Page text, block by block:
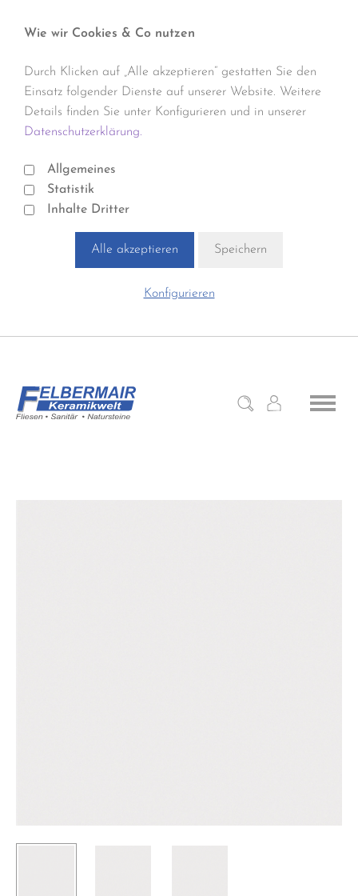
Wie wir Cookies & Co nutzen
Durch Klicken auf „Alle akzeptieren“ gestatten Sie den
Einsatz folgender Dienste auf unserer Website. Weitere
Details finden Sie unter Konfigurieren und in unserer
Datenschutzerklärung.
Allgemeines
Statistik
Inhalte Dritter
Alle akzeptieren Speichern
Konfigurieren